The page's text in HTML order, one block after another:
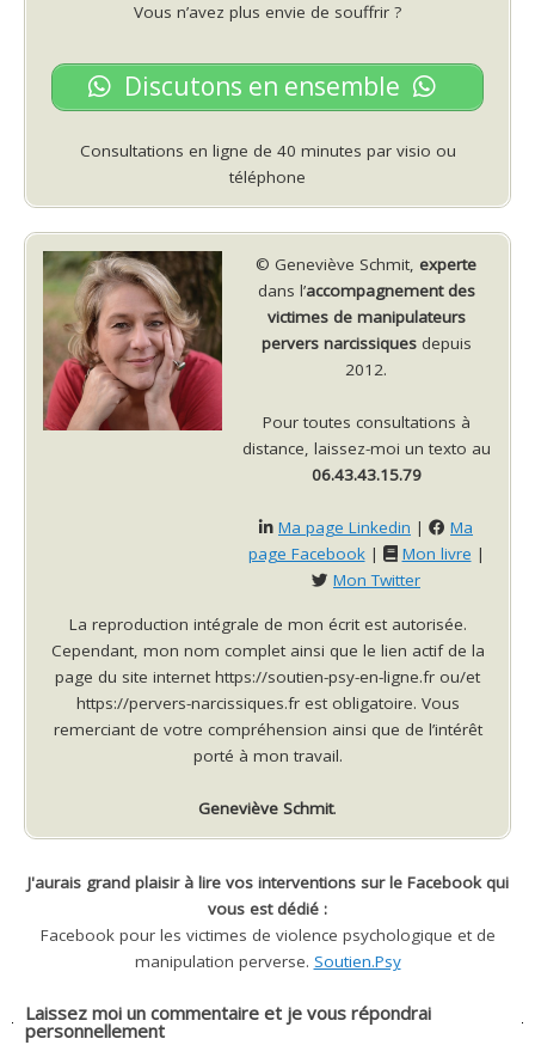
Vous n’avez plus envie de souffrir ?
Discutons en ensemble
Consultations en ligne de 40 minutes par visio ou
téléphone
© Geneviève Schmit, experte
dans l’accompagnement des
victimes de manipulateurs
pervers narcissiquesdepuis
2012.
Pour toutes consultations à
distance, laissez-moi un texto au
06.43.43.15.79
Ma page Linkedin |
Ma
page Facebook| Mon livre |
Mon Twitter
La reproduction intégrale de mon écrit est autorisée.
Cependant, mon nom complet ainsi que le lien actif de la
page du site internet https://soutien-psy-en-ligne.fr ou/et
https://pervers-narcissiques.fr est obligatoire. Vous
remerciant de votre compréhension ainsi que de l’intérêt
porté à mon travail.
Geneviève Schmit.
J'aurais grand plaisir à lire vos interventions sur le Facebook qui
vous est dédié :
Facebook pour les victimes de violence psychologique et de
manipulation perverse. Soutien.Psy
Laissez moi un commentaire et je vous répondrai
personnellement